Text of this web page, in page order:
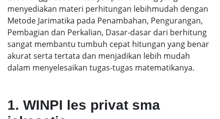
menyediakan materi perhitungan lebihmudah dengan
Metode Jarimatika pada Penambahan, Pengurangan,
Pembagian dan Perkalian, Dasar-dasar dari berhitung
sangat membantu tumbuh cepat hitungan yang benar
akurat serta tertata dan menjadikan lebih mudah
dalam menyelesaikan tugas-tugas matematikanya.
1. WINPI les privat sma